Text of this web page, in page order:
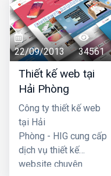
22/09/2013 34561
Thiết kế web tại
Hải Phòng
Công ty thiết kế web
tại Hải
Phòng - HIG cung cấp
dịch vụ thiết kế
website chuyên